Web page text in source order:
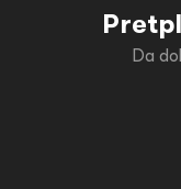
Da